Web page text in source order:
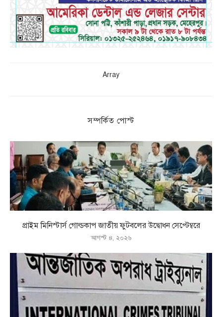
Array
সম্পর্কিত পোস্ট
প্রাইম মিনিস্টার্স গোল্ডকাপ জাতীয় ফুটবলের উদ্বোধন সেপ্টেম্বরে
আগস্ট ৪, ২০২৬